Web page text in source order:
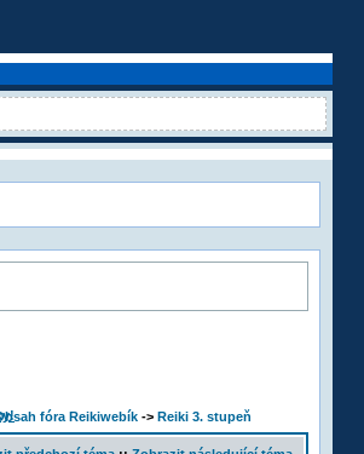
fóra Reikiwebík -> Reiki 3. stupeň